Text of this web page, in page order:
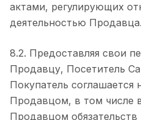
актами, регулирующих
деятельностью Продавца.
8.2. Предоставляя свои
Продавцу, Посетитель
Покупатель соглашается
Продавцом, в том числе
Продавцом